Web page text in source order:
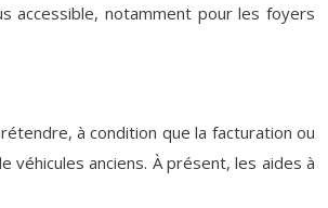
accessible, notamment pour les foyers
à condition que la facturation ou
anciens. À présent, les aides à